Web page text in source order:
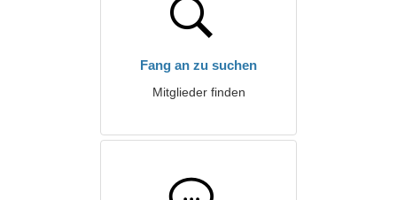
Fang an zu suchen
Mitglieder finden